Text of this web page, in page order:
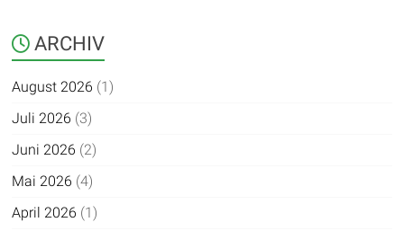
ARCHIV
August 2026 (1)
Juli 2026 (3)
Juni 2026 (2)
Mai 2026 (4)
April 2026 (1)